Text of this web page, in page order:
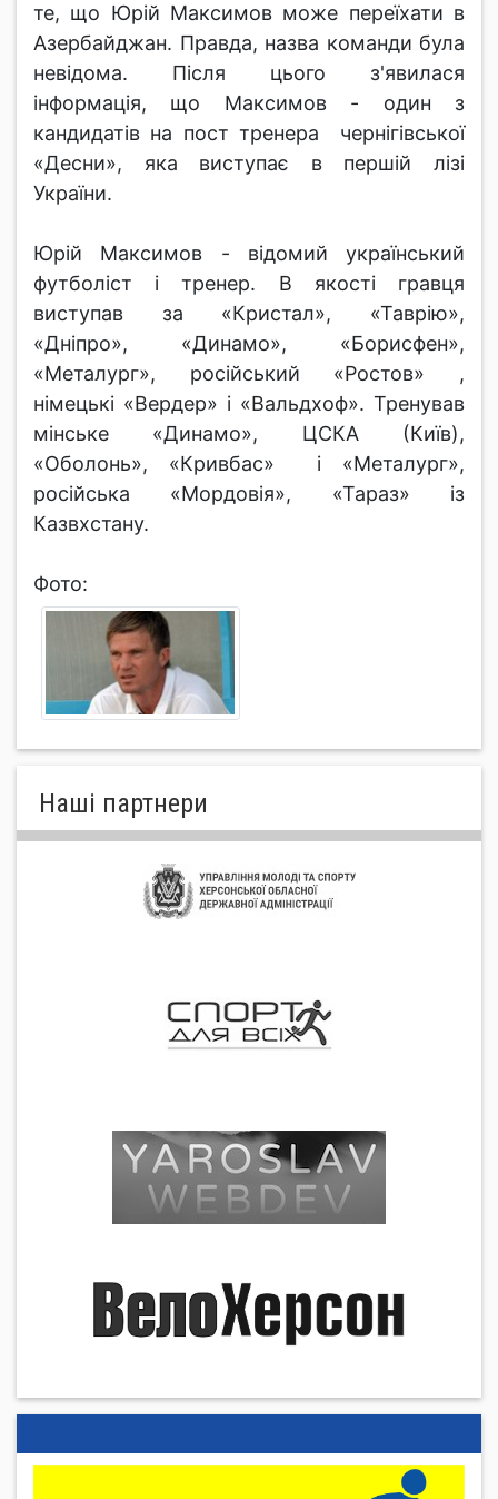
те, що Юрій Максимов може переїхати в
Азербайджан. Правда, назва команди була
невідома. Після цього з'явилася
інформація, що Максимов - один з
кандидатів на пост тренера чернігівської
«Десни», яка виступає в першій лізі
України.
Юрій Максимов - відомий український
футболіст і тренер. В якості гравця
виступав за «Кристал», «Таврію»,
«Дніпро», «Динамо», «Борисфен»,
«Металург», російський «Ростов» ,
німецькі «Вердер» і «Вальдхоф». Тренував
мінське «Динамо», ЦСКА (Київ),
«Оболонь», «Кривбас» і «Металург»,
російська «Мордовія», «Тараз» із
Казвхстану.
Фото:
Нашi партнери